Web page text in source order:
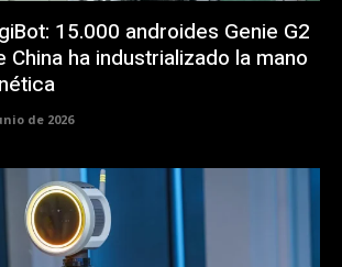
15.000 androides Genie G2
China ha industrializado la mano
de 2026